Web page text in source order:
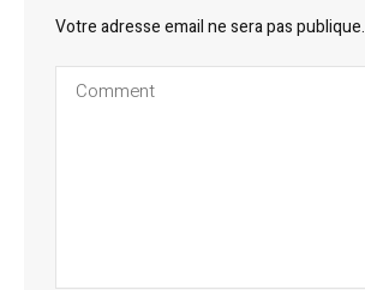
Votre adresse email ne sera pas publique.